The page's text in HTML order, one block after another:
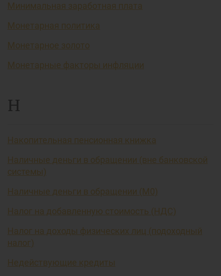
Минимальная заработная плата
Монетарная политика
Монетарное золото
Монетарные факторы инфляции
Н
Накопительная пенсионная книжка
Наличные деньги в обращении (вне банковской
системы)
Наличные деньги в обращении (М0)
Налог на добавленную стоимость (НДС)
Налог на доходы физических лиц (подоходный
налог)
Недействующие кредиты